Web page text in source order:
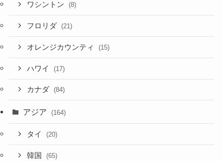
ワシントン (8)
フロリダ (21)
オレンジカウンティ (15)
ハワイ (17)
カナダ (84)
アジア (164)
タイ (20)
韓国 (65)